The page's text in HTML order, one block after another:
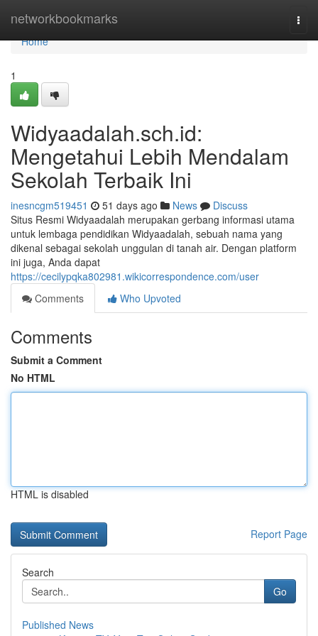
networkbookmarks
Home
Home
1
Widyaadalah.sch.id:
Mengetahui Lebih Mendalam
Sekolah Terbaik Ini
inesncgm519451 51 days ago News
Discuss
Situs Resmi Widyaadalah merupakan gerbang informasi utama
untuk lembaga pendidikan Widyaadalah, sebuah nama yang
dikenal sebagai sekolah unggulan di tanah air. Dengan platform
ini juga, Anda dapat
https://cecilypqka802981.wikicorrespondence.com/user
Comments
Who Upvoted
Comments
Submit a Comment
No HTML
HTML is disabled
Report Page
Search
Go
Published News